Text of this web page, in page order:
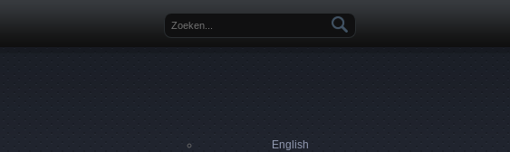
Zoekveld
English